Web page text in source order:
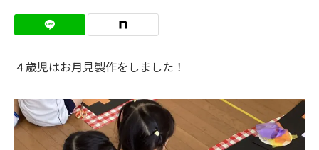
４歳児はお月見製作をしました！